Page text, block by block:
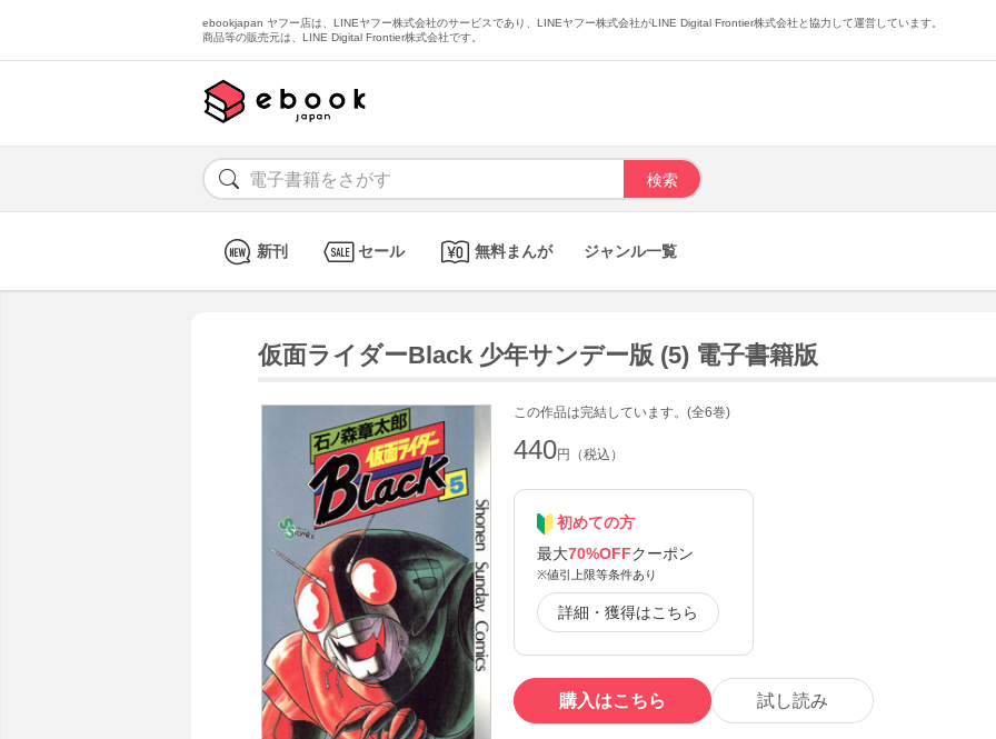
ebookjapan ヤフー店は、LINEヤフー株式会社のサービスであり、LINEヤフー株式会社がLINE Digital Frontier株式会社と協力して運営しています。
商品等の販売元は、LINE Digital Frontier株式会社です。
新刊 セール 無料まんが ジャンル一覧
仮面ライダーBlack 少年サンデー版 (5) 電子書籍版
この作品は完結しています。(全6巻)
440円（税込）
初めての方
最大70%OFFクーポン
※値引上限等条件あり
詳細・獲得はこちら
購入はこちら 試し読み